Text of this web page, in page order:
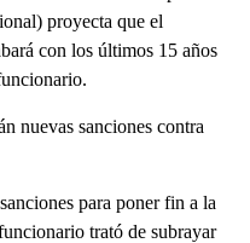
proyecta que el
con los últimos 15 años
nuevas sanciones contra
para poner fin a la
trató de subrayar